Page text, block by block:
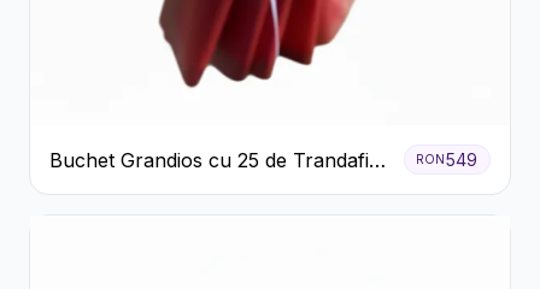
Buchet Grandios cu 25 de Trandafiri
Roșii
RON 549